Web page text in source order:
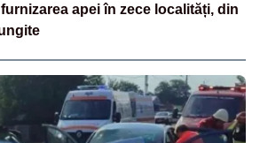
apei în zece localități, din